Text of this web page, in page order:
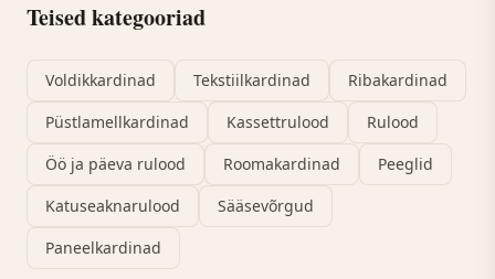
Teised kategooriad
Voldikkardinad Tekstiilkardinad
Ribakardinad
Püstlamellkardinad
Kassettrulood
Rulood
Öö ja päeva rulood
Roomakardinad
Peeglid
Katuseaknarulood
Sääsevõrgud
Paneelkardinad